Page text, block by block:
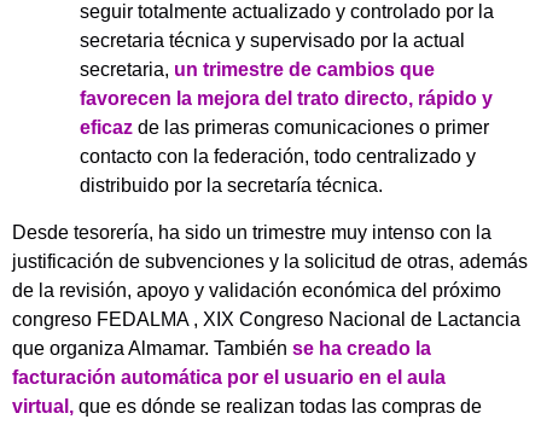
seguir totalmente actualizado y controlado por la
secretaria técnica y supervisado por la actual
secretaria, un trimestre de cambios que
favorecen la mejora del trato directo, rápido y
eficaz de las primeras comunicaciones o primer
contacto con la federación, todo centralizado y
distribuido por la secretaría técnica.
Desde tesorería, ha sido un trimestre muy intenso con la
justificación de subvenciones y la solicitud de otras, además
de la revisión, apoyo y validación económica del próximo
congreso FEDALMA , XIX Congreso Nacional de Lactancia
que organiza Almamar. También se ha creado la
facturación automática por el usuario en el aula
virtual, que es dónde se realizan todas las compras de